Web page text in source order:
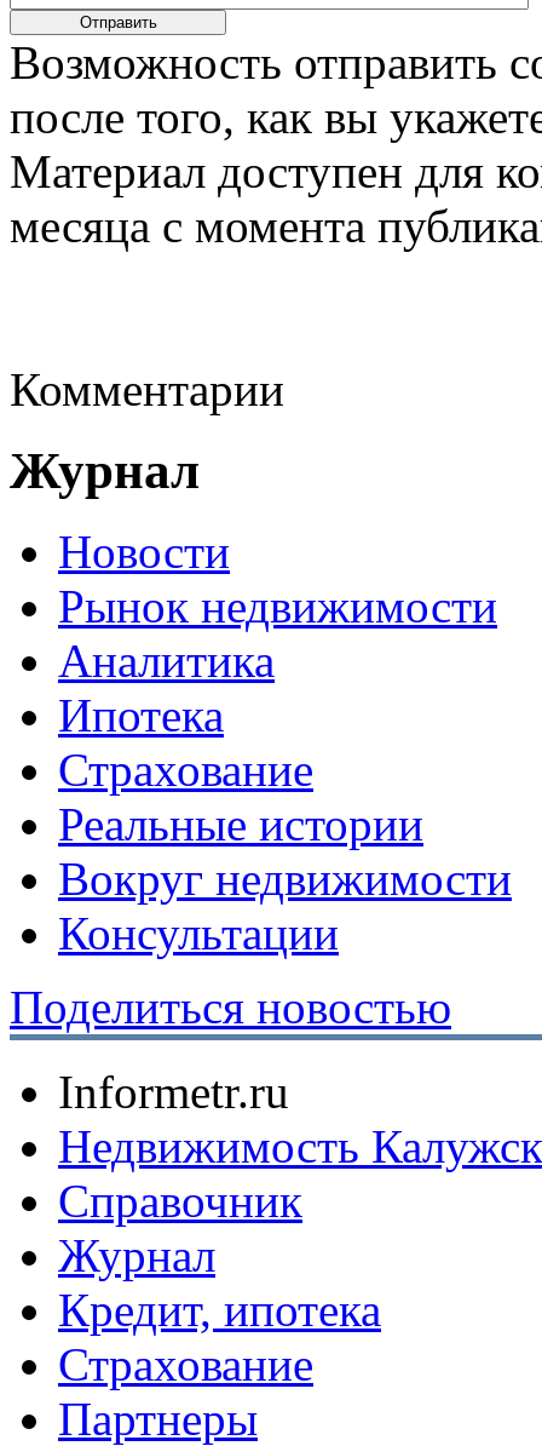
Возможность отправить
после того, как вы
Материал доступен для
месяца с момента
Комментарии
Журнал
Новости
Рынок недвижимости
Аналитика
Ипотека
Страхование
Реальные истории
Вокруг недвижимости
Консультации
Поделиться новостью
Informetr.ru
Недвижимость
Справочник
Журнал
Кредит, ипотека
Страхование
Партнеры